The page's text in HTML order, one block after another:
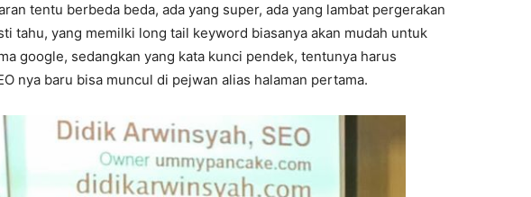
tentu berbeda beda, ada yang super, ada yang lambat pergerakan
tahu, yang memilki long tail keyword biasanya akan mudah untuk
google, sedangkan yang kata kunci pendek, tentunya harus
nya baru bisa muncul di pejwan alias halaman pertama.